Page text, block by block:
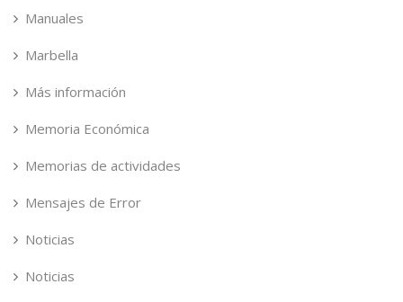
Manuales
Marbella
Más información
Memoria Económica
Memorias de actividades
Mensajes de Error
Noticias
Noticias